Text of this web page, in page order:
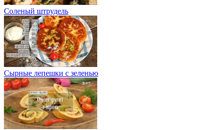
Соленый штрудель
Сырные лепешки с зеленью